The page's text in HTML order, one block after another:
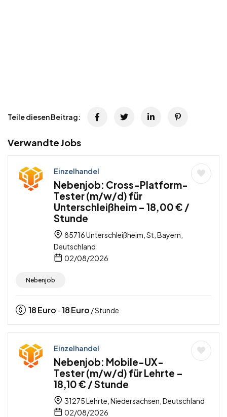
Teile diesen Beitrag:
Verwandte Jobs
Einzelhandel
Nebenjob: Cross-Platform-
Tester (m/w/d) für
Unterschleißheim – 18,00 € /
Stunde
85716 Unterschleißheim, St, Bayern,
Deutschland
02/08/2026
Nebenjob
18Euro -18Euro / Stunde
Einzelhandel
Nebenjob: Mobile-UX-
Tester (m/w/d) für Lehrte –
18,10 € / Stunde
31275 Lehrte, Niedersachsen, Deutschland
02/08/2026